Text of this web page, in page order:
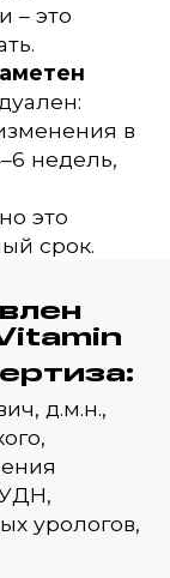
– это
в
недель,
это
срок.
д.м.н.,
урологов,